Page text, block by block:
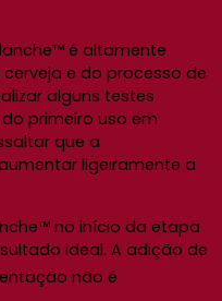
é altamente
e do processo de
alguns testes
primeiro uso em
que a
ligeiramente a
no início da etapa
ideal. A adição de
não é